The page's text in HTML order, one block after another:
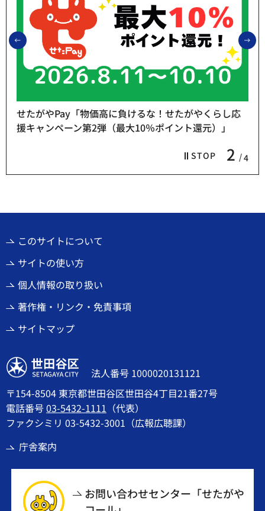
前のスライドを表示
STOP 2 4
せたがやPay「物価高に負けるな！せたがやくらし応
援キャンペーン第2弾（最大10％ポイント還元）」
このサイトについて
サイトの使い方
個人情報の取り扱い
著作権・リンク・免責事項
サイトマップ
世田谷区
法人番号 1000020131121
〒154-8504 東京都世田谷区世田谷4丁目21番27号
電話番号03-5432-1111 （代表）
ファクシミリ 03-5432-3001（広報広聴課）
庁舎案内
お問い合わせセンター「せたがや